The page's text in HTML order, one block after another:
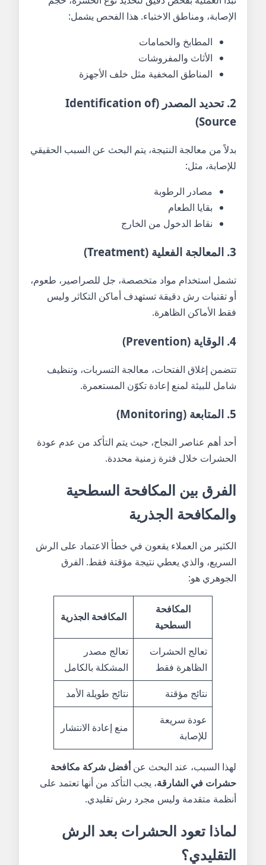
الإصابة، ومناطق الاختباء. هذا الفحص يشمل:
المطابخ والحمامات
الأثاث والمفروشات
المناطق المخفية مثل خلف الأجهزة
2. تحديد المصدر (Identification of
Source)
بدلاً من معالجة النتيجة، يتم البحث عن السبب الحقيقي
للإصابة، مثل:
مصادر الرطوبة
بقايا الطعام
نقاط الدخول من الخارج
3. المعالجة الفعلية (Treatment)
تشمل استخدام مواد متخصصة، جل للصراصير، طعوم،
أو تقنيات رش دقيقة تستهدف أماكن التكاثر وليس
فقط الأماكن الظاهرة.
4. الوقاية (Prevention)
تتضمن إغلاق الفتحات، معالجة التسربات، وتنظيف
شامل للبيئة لمنع إعادة تكوّن المستعمرة.
5. المتابعة (Monitoring)
أحد أهم عناصر النجاح، حيث يتم التأكد من عدم عودة
الحشرات خلال فترة زمنية محددة.
الفرق بين المكافحة السطحية
والمكافحة الجذرية
الكثير من العملاء يقعون في خطأ الاعتماد على الرش
السريع، والذي يعطي نتيجة مؤقتة فقط. الفرق
الجوهري هو:
المكافحة
السطحية
المكافحة الجذرية
تعالج الحشرات
الظاهرة فقط
تعالج مصدر
المشكلة بالكامل
نتائج مؤقتة
نتائج طويلة الأمد
عودة سريعة
للإصابة
منع إعادة الانتشار
لهذا السبب، عند البحث عنأفضل شركة مكافحة
حشرات في الشارقة، يجب التأكد من أنها تعتمد على
أنظمة متقدمة وليس مجرد رش تقليدي.
لماذا تعود الحشرات بعد الرش
التقليدي؟